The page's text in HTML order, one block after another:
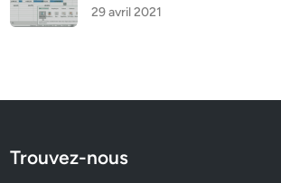
29 avril 2021
Trouvez-nous